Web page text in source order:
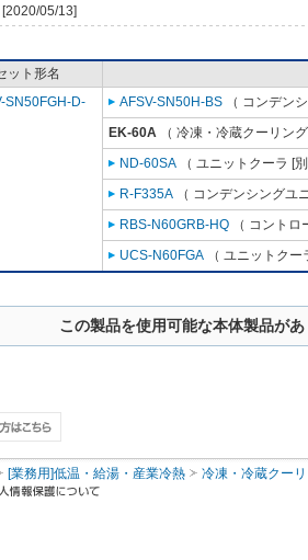
[2020/05/13]
ット形名
SN50FGH-D-
AFSV-SN50H-BS （ コンデン
EK-60A （ 冷凍・冷蔵クーリン
ND-60SA （ ユニットクーラ [
R-F335A （ コンデンシングユ
RBS-N60GRB-HQ （ コント
UCS-N60FGA （ ユニットク
この製品を使用可能な本体製品が
[業務用]低温・給湯・産業冷熱 冷凍・冷蔵クー